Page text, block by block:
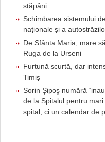
stăpâni
Schimbarea sistemului
naționale și a
De Sfânta Maria, mare
Ruga de la Urseni
Furtună scurtă, dar
Timiș
Sorin Şipoş numără
de la Spitalul pentru
spital, ci un calendar de